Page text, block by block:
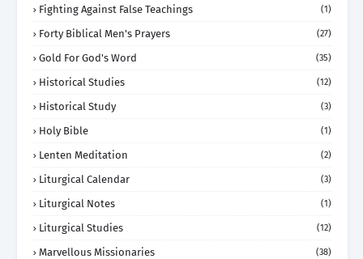
Fighting Against False Teachings (1)
Forty Biblical Men's Prayers (27)
Gold For God's Word (35)
Historical Studies (12)
Historical Study (3)
Holy Bible (1)
Lenten Meditation (2)
Liturgical Calendar (3)
Liturgical Notes (1)
Liturgical Studies (12)
Marvellous Missionaries (38)